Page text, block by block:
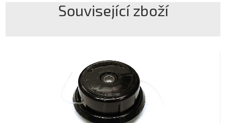
Související zboží